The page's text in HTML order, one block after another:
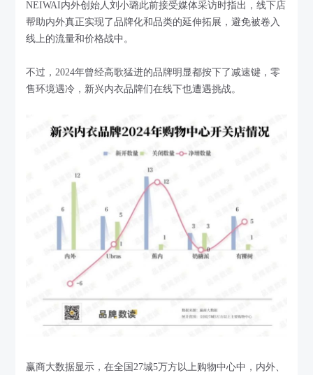
NEIWAI内外创始人刘小璐此前接受媒体采访时指出，线下店
帮助内外真正实现了品牌化和品类的延伸拓展，避免被卷入
线上的流量和价格战中。
不过，2024年曾经高歌猛进的品牌明显都按下了减速键，零
售环境遇冷，新兴内衣品牌们在线下也遭遇挑战。
赢商大数据显示，在全国27城5万方以上购物中心中，内外、